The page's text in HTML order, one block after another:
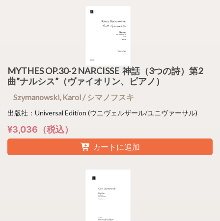
MYTHES OP.30-2 NARCISSE 神話（3つの詩）第2
曲”ナルシス”（ヴァイオリン、ピアノ）
Szymanowski, Karol / シマノフスキ
出版社：Universal Edition (ウニヴェルザール/ユニヴァーサル)
¥3,036（税込）
カートに追加